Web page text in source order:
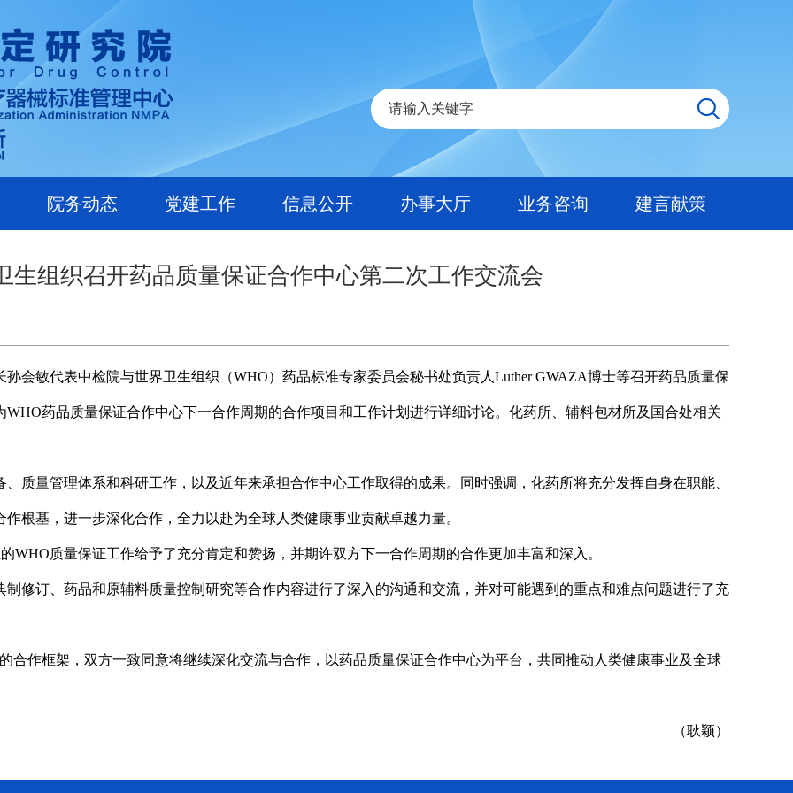
院务动态 党建工作 信息公开 办事大厅 业务咨询 建言献策
生组织召开药品质量保证合作中心第二次工作交流会
会敏代表中检院与世界卫生组织（WHO）药品标准专家委员会秘书处负责人Luther GWAZA博士等召开药品质量保
WHO药品质量保证合作中心下一合作周期的合作项目和工作计划进行详细讨论。化药所、辅料包材所及国合处相关
质量管理体系和科研工作，以及近年来承担合作中心工作取得的成果。同时强调，化药所将充分发挥自身在职能、
根基，进一步深化合作，全力以赴为全球人类健康事业贡献卓越力量。
WHO质量保证工作给予了充分肯定和赞扬，并期许双方下一合作周期的合作更加丰富和深入。
修订、药品和原辅料质量控制研究等合作内容进行了深入的沟通和交流，并对可能遇到的重点和难点问题进行了充
合作框架，双方一致同意将继续深化交流与合作，以药品质量保证合作中心为平台，共同推动人类健康事业及全球
（耿颖）